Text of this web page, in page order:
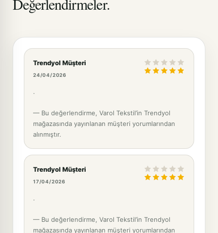
Trendyol Müşteri
24/04/2026
.
— Bu değerlendirme, Varol Tekstil’in Trendyol
mağazasında yayınlanan müşteri yorumlarından
alınmıştır.
Trendyol Müşteri
17/04/2026
.
— Bu değerlendirme, Varol Tekstil’in Trendyol
mağazasında yayınlanan müşteri yorumlarından